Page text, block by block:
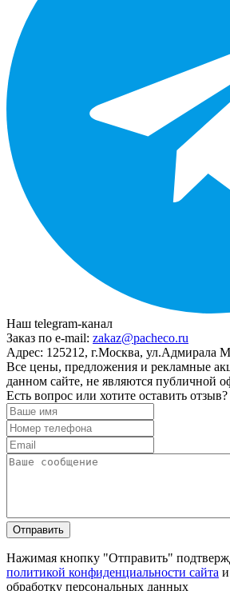
Наш telegram-канал
Заказ по e-mail: zakaz@pacheco.ru
Адрес: 125212, г.Москва, ул.Адмирала
Все цены, предложения и рекламные
данном сайте, не являются публичной
Есть вопрос или хотите оставить отзыв?
Нажимая кнопку "Отправить"
политикой конфиденциальности сайта
обработку персональных данных